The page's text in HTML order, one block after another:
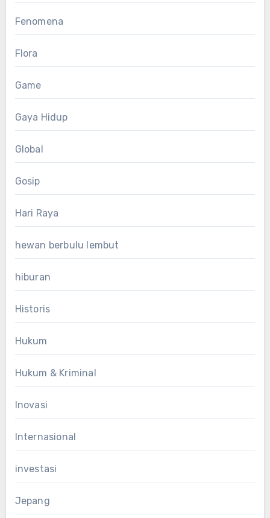
Fenomena
Flora
Game
Gaya Hidup
Global
Gosip
Hari Raya
hewan berbulu lembut
hiburan
Historis
Hukum
Hukum & Kriminal
Inovasi
Internasional
investasi
Jepang